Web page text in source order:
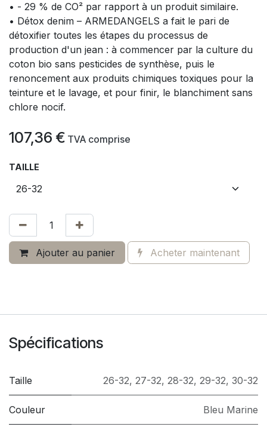
• - 29 % de CO² par rapport à un produit similaire.
• Détox denim – ARMEDANGELS a fait le pari de
détoxifier toutes les étapes du processus de
production d'un jean : à commencer par la culture du
coton bio sans pesticides de synthèse, puis le
renoncement aux produits chimiques toxiques pour la
teinture et le lavage, et pour finir, le blanchiment sans
chlore nocif.
107,36 € TVA comprise
TAILLE
Ajouter au panier Acheter maintenant
Spécifications
Taille 26-32, 27-32, 28-32, 29-32, 30-32
Couleur Bleu Marine